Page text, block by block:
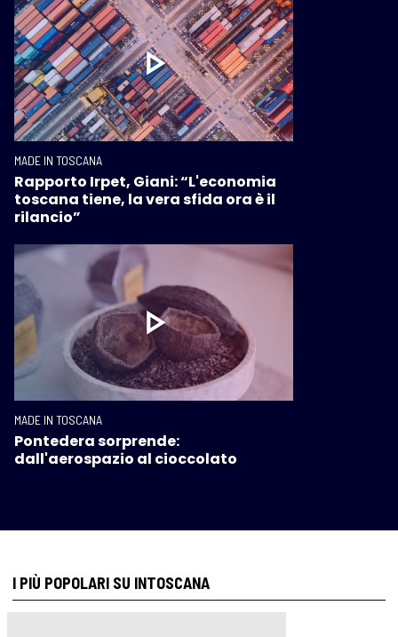
MADE IN TOSCANA
Rapporto Irpet, Giani: “L'economia
toscana tiene, la vera sfida ora è il
rilancio”
MADE IN TOSCANA
Pontedera sorprende:
dall'aerospazio al cioccolato
I PIÙ POPOLARI SU INTOSCANA